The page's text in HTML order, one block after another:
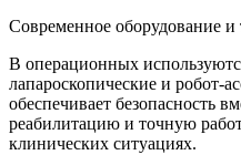
Современное оборудование и
В операционных
лапароскопические и робот-
обеспечивает безопасность
реабилитацию и точную
клинических ситуациях.